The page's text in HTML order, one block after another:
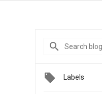
Labels